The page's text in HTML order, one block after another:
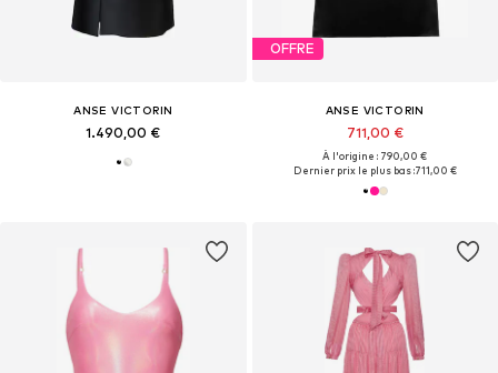
ANSE VICTORIN
1.490,00 €
OFFRE
ANSE VICTORIN
711,00 €
À l'origine : 790,00 €
Dernier prix le plus bas :711,00 €